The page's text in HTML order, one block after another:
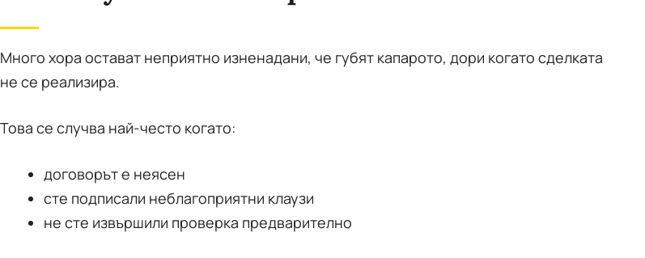
Много хора остават неприятно изненадани, че губят капарото, дори когато сделката
не се реализира.
Това се случва най-често когато:
договорът е неясен
сте подписали неблагоприятни клаузи
не сте извършили проверка предварително